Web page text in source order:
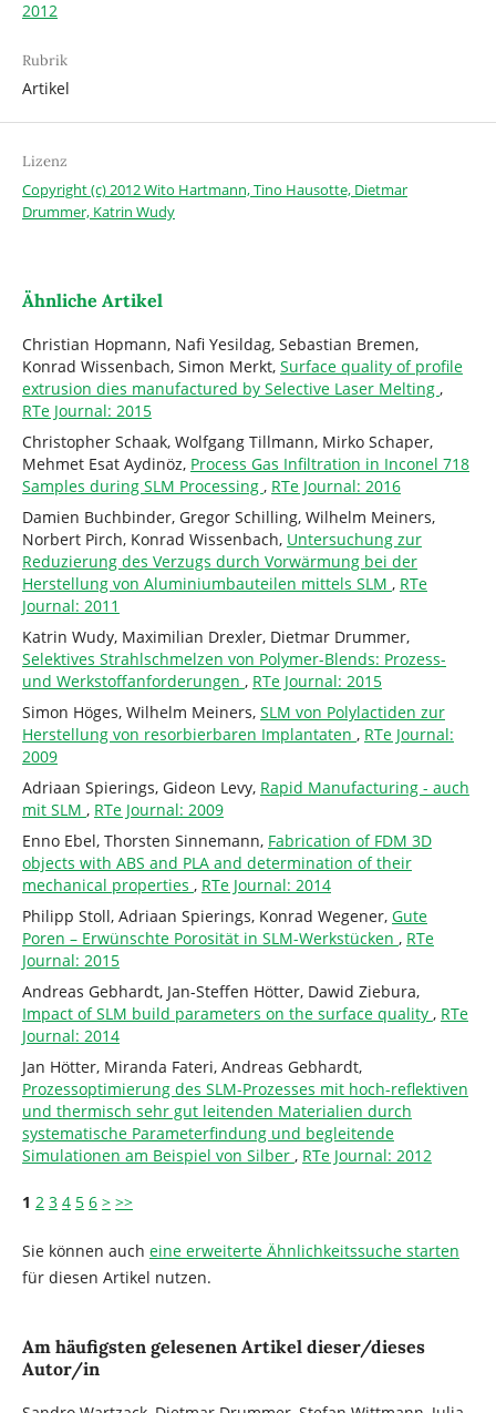
2012
Rubrik
Artikel
Lizenz
Copyright (c) 2012 Wito Hartmann, Tino Hausotte, Dietmar
Drummer, Katrin Wudy
Ähnliche Artikel
Christian Hopmann, Nafi Yesildag, Sebastian Bremen,
Konrad Wissenbach, Simon Merkt, Surface quality of profile
extrusion dies manufactured by Selective Laser Melting ,
RTe Journal: 2015
Christopher Schaak, Wolfgang Tillmann, Mirko Schaper,
Mehmet Esat Aydinöz, Process Gas Infiltration in Inconel 718
Samples during SLM Processing , RTe Journal: 2016
Damien Buchbinder, Gregor Schilling, Wilhelm Meiners,
Norbert Pirch, Konrad Wissenbach, Untersuchung zur
Reduzierung des Verzugs durch Vorwärmung bei der
Herstellung von Aluminiumbauteilen mittels SLM , RTe
Journal: 2011
Katrin Wudy, Maximilian Drexler, Dietmar Drummer,
Selektives Strahlschmelzen von Polymer-Blends: Prozess-
und Werkstoffanforderungen , RTe Journal: 2015
Simon Höges, Wilhelm Meiners, SLM von Polylactiden zur
Herstellung von resorbierbaren Implantaten , RTe Journal:
2009
Adriaan Spierings, Gideon Levy, Rapid Manufacturing - auch
mit SLM , RTe Journal: 2009
Enno Ebel, Thorsten Sinnemann, Fabrication of FDM 3D
objects with ABS and PLA and determination of their
mechanical properties , RTe Journal: 2014
Philipp Stoll, Adriaan Spierings, Konrad Wegener, Gute
Poren – Erwünschte Porosität in SLM-Werkstücken , RTe
Journal: 2015
Andreas Gebhardt, Jan-Steffen Hötter, Dawid Ziebura,
Impact of SLM build parameters on the surface quality , RTe
Journal: 2014
Jan Hötter, Miranda Fateri, Andreas Gebhardt,
Prozessoptimierung des SLM-Prozesses mit hoch-reflektiven
und thermisch sehr gut leitenden Materialien durch
systematische Parameterfindung und begleitende
Simulationen am Beispiel von Silber , RTe Journal: 2012
1 2 3 4 5 6 > >>
Sie können auch eine erweiterte Ähnlichkeitssuche starten
für diesen Artikel nutzen.
Am häufigsten gelesenen Artikel dieser/dieses
Autor/in